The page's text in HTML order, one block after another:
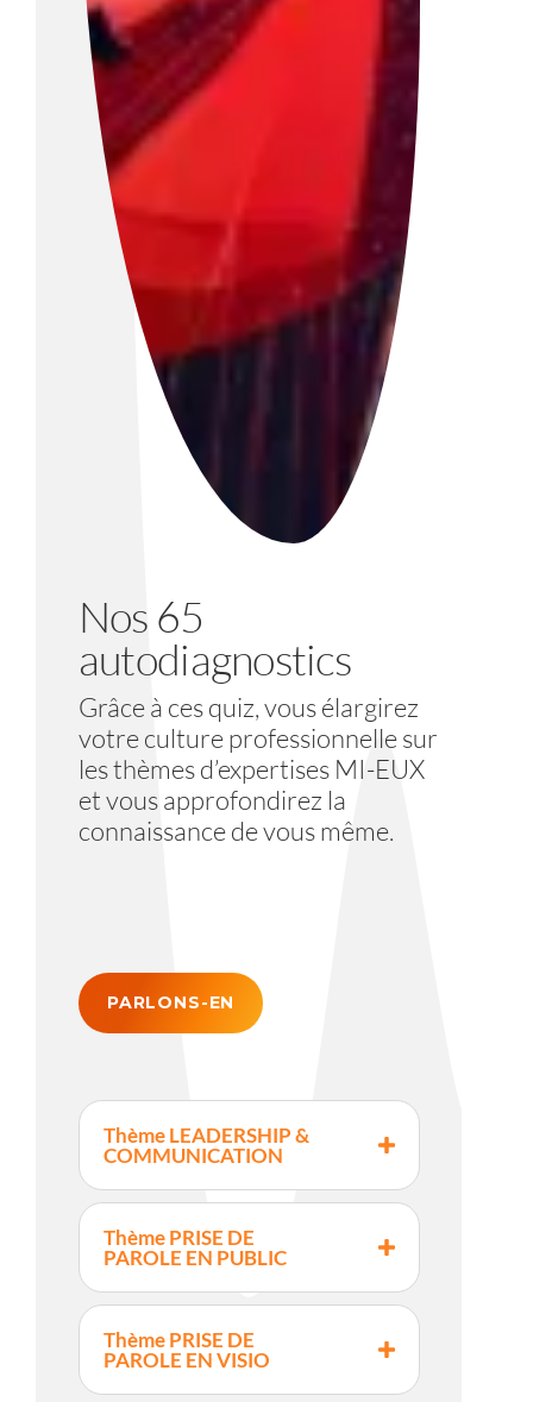
Nos 65
autodiagnostics
Grâce à ces quiz, vous élargirez
votre culture professionnelle sur
les thèmes d’expertises MI-EUX
et vous approfondirez la
connaissance de vous même.
PARLONS-EN
Thème LEADERSHIP &
COMMUNICATION
Thème PRISE DE
PAROLE EN PUBLIC
Thème PRISE DE
PAROLE EN VISIO